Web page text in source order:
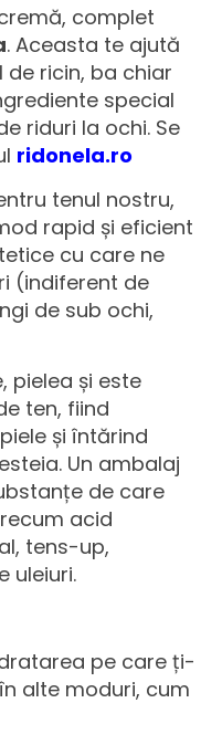
complet
. Aceasta te ajută
de ricin, ba chiar
special
riduri la ochi. Se
ridonela.ro
tenul nostru,
rapid și eficient
cu care ne
(indiferent de
de sub ochi,
pielea și este
ten, fiind
și întărind
Un ambalaj
de care
acid
tens-up,
uleiuri.
pe care ți-
alte moduri, cum